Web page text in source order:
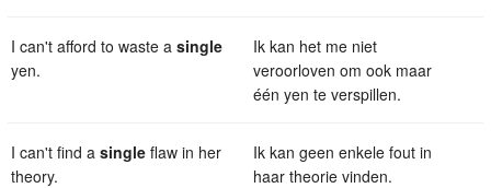
I can't afford to waste a single
yen.
Ik kan het me niet
veroorloven om ook maar
één yen te verspillen.
I can't find a single flaw in her
theory.
Ik kan geen enkele fout in
haar theorie vinden.